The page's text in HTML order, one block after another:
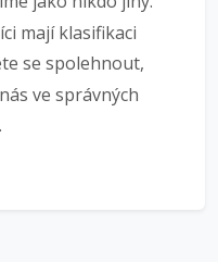
mají klasifikaci
se spolehnout,
ve správných